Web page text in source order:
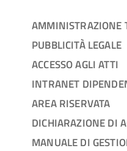
AMMINISTRAZIONE
PUBBLICITÀ LEGALE
ACCESSO AGLI ATTI
INTRANET
AREA RISERVATA
DICHIARAZIONE DI
MANUALE DI